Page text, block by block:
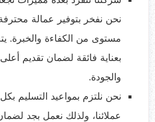
نحن نفخر بتوفير عمالة
مستوى من الكفاءة والخبرة.
بعناية فائقة لضمان تقديم
والجودة.
نحن نلتزم بمواعيد التسليم
عملائنا، ولذلك نعمل بجد